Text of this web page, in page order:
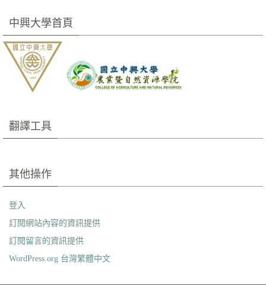
中興大學首頁
翻譯工具
其他操作
登入
訂閱網站內容的資訊提供
訂閱留言的資訊提供
WordPress.org 台灣繁體中文